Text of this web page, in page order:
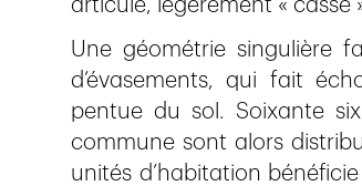
articulé, légèrement « cassé
Une géométrie singulière
d’évasements, qui fait
pentue du sol. Soixante
commune sont alors
unités d’habitation